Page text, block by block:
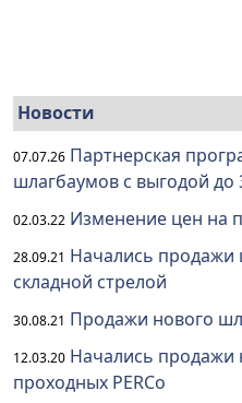
Новости
07.07.26 Партнерская
шлагбаумов с выгодой до
02.03.22 Изменение цен на
28.09.21 Начались продажи
складной стрелой
30.08.21 Продажи нового
12.03.20 Начались продажи
проходных PERCo